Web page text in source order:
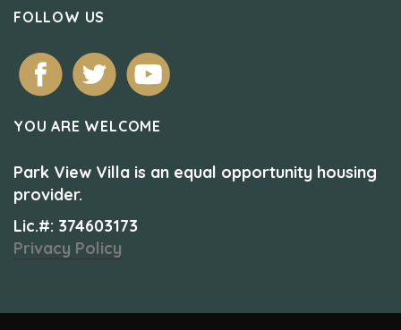
FOLLOW US
YOU ARE WELCOME
Park View Villa is an equal opportunity housing
provider.
Lic.#: 374603173
Privacy Policy